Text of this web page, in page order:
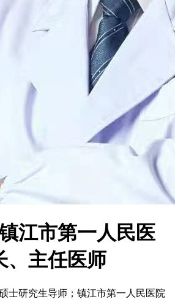
江市第一人民医
、主任医师
士研究生导师；镇江市第一人民医院